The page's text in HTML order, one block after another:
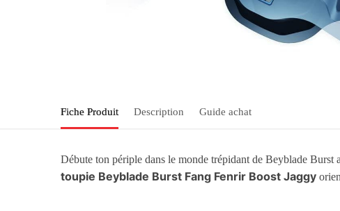
Fiche Produit Description Guide achat
Débute ton périple dans le monde trépidant de Beyblade
toupie Beyblade Burst Fang Fenrir Boost Jaggy